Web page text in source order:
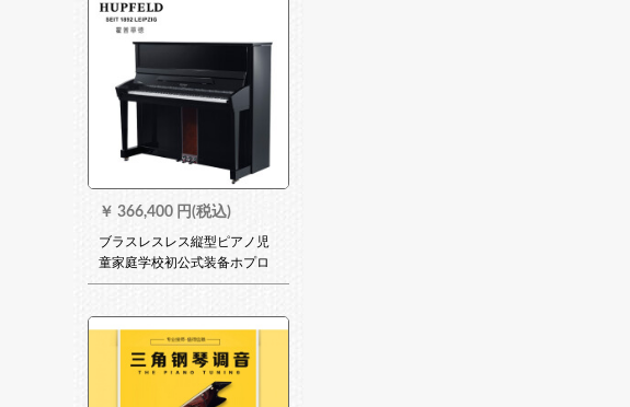
￥ 366,400 円(税込)
ブラスレスレス縦型ピアノ児
童家庭学校初公式装备ホプロ
フィットLP 560 F 430黒